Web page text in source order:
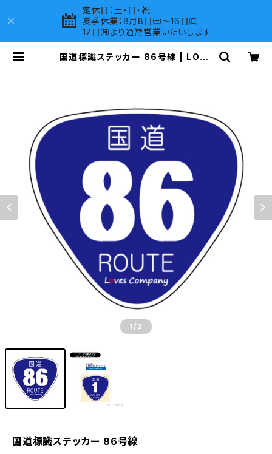
定休日：土・日・祝
夏季休業：8月8日㈯～16日㈰
17日㈪より通常営業いたいします
国道標識ステッカー 86号線 | LOVE
1 /2
国道標識ステッカー 86号線